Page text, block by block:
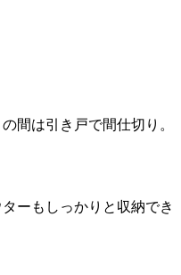
間は引き戸で間仕切り。
ーもしっかりと収納でき